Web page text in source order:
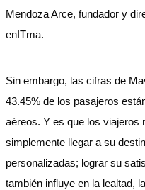
Mendoza Arce, fundador y
enITma.
Sin embargo, las cifras de
43.45% de los pasajeros
aéreos. Y es que los viajeros
simplemente llegar a su
personalizadas; lograr su
también influye en la lealtad,